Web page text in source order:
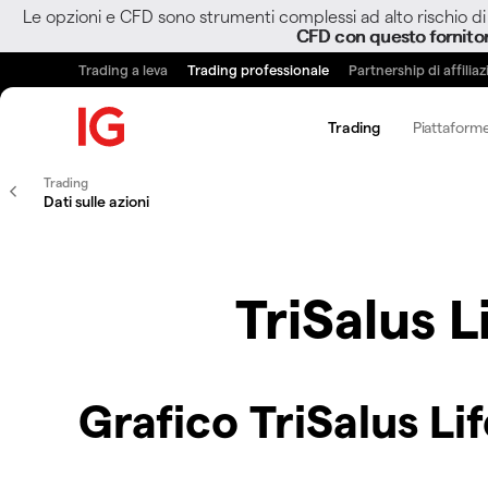
Le opzioni e CFD sono strumenti complessi ad alto rischio
CFD con questo
Trading a leva Trading professionale Partnership di
Trading
Trading
Dati sulle azioni
TriSalus
Grafico TriSalus